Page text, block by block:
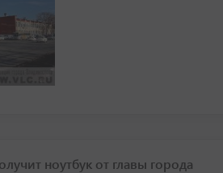
ноутбук от главы города